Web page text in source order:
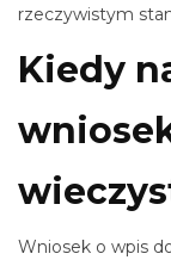
rzeczywistym
Kiedy
Wniosek o wpis